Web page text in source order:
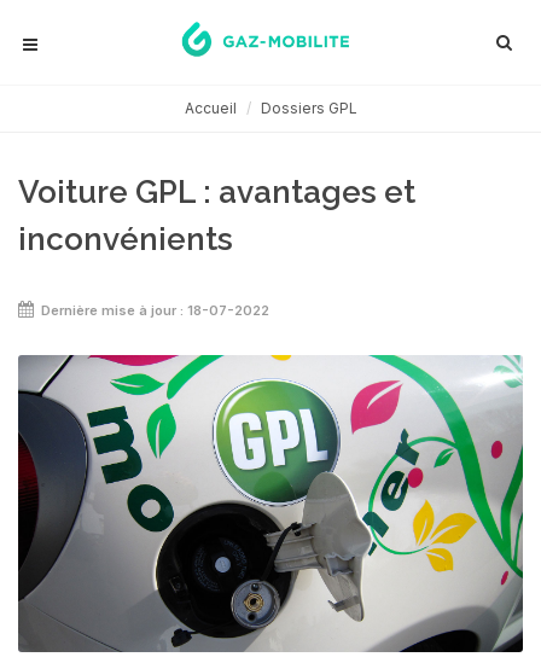
Accueil Dossiers GPL
Voiture GPL : avantages et
inconvénients
Dernière mise à jour : 18-07-2022